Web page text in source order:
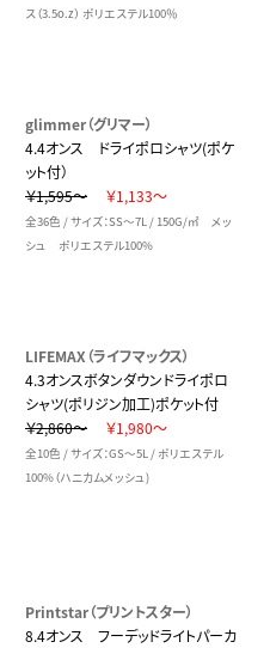
ス（3.5o.z） ポリエステル100％
glimmer（グリマー）
4.4オンス ドライポロシャツ(ポケ
ット付）
￥1,595～
￥1,133～
全36色 / サイズ：SS～7L / 150G/㎡ メッ
シュ ポリエステル100%
LIFEMAX（ライフマックス）
4.3オンスボタンダウンドライポロ
シャツ(ポリジン加工)ポケット付
￥2,860～
￥1,980～
全10色 / サイズ：GS～5L / ポリエステル
100%（ハニカムメッシュ)
Printstar（プリントスター）
8.4オンス フーデッドライトパーカ